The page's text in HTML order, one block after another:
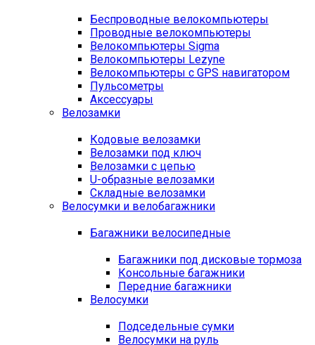
Беспроводные велокомпьютеры
Проводные велокомпьютеры
Велокомпьютеры Sigma
Велокомпьютеры Lezyne
Велокомпьютеры с GPS навигатором
Пульсометры
Аксессуары
Велозамки
Кодовые велозамки
Велозамки под ключ
Велозамки с цепью
U-образные велозамки
Складные велозамки
Велосумки и велобагажники
Багажники велосипедные
Багажники под дисковые тормоза
Консольные багажники
Передние багажники
Велосумки
Подседельные сумки
Велосумки на руль